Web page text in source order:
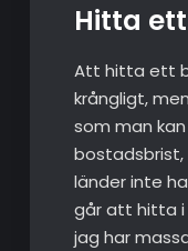
Hitta
Att hitta ett
krångligt,
som man
länder inte
går att hitta i
jag har